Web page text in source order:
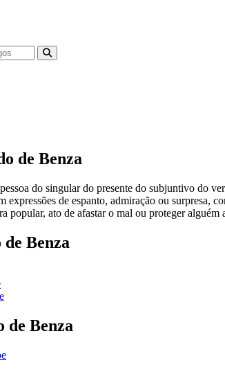
de Benza
do singular do presente do subjuntivo do
expressões de espanto, admiração ou surpresa,
popular, ato de afastar o mal ou proteger alguém
de Benza
de Benza